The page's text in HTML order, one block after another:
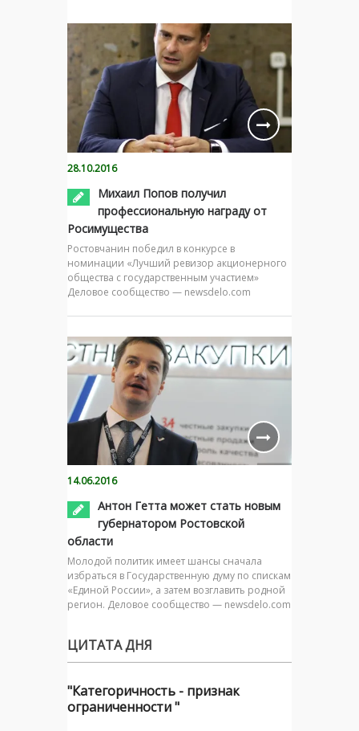
28.10.2016
Михаил Попов получил
профессиональную награду от
Росимущества
Ростовчанин победил в конкурсе в
номинации «Лучший ревизор акционерного
общества с государственным участием»
Деловое сообщество — newsdelo.com
14.06.2016
Антон Гетта может стать новым
губернатором Ростовской
области
Молодой политик имеет шансы сначала
избраться в Государственную думу по спискам
«Единой России», а затем возглавить родной
регион. Деловое сообщество — newsdelo.com
ЦИТАТА ДНЯ
"Категоричность - признак
ограниченности "